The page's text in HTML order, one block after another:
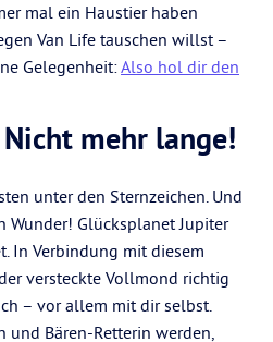
mal ein Haustier haben
Van Life tauschen willst –
Gelegenheit:Also hol dir den
mehr lange!
unter den Sternzeichen. Und
Wunder! Glücksplanet Jupiter
In Verbindung mit diesem
versteckte Vollmond richtig
– vor allem mit dir selbst.
und Bären-Retterin werden,